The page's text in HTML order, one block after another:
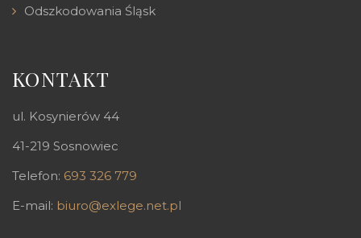
Odszkodowania Śląsk
KONTAKT
ul. Kosynierów 44
41-219 Sosnowiec
Telefon: 693 326 779
E-mail: biuro@exlege.net.pl